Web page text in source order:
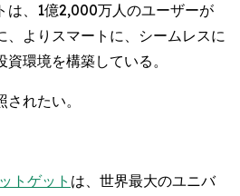
は、1億2,000万人のユーザーが
、よりスマートに、シームレスに
環境を構築している。
されたい。
トゲット は、世界最大のユニバ